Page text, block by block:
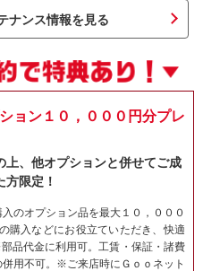
ナンス情報を見る
ョン１０，０００円分プレ
上、他オプションと併せてご成
方限定！
のオプション品を最大１０，０００
購入などにお役立ていただき、快適
品代金に利用可。工賃・保証・諸費
用不可。※ご来店時にＧｏｏネット